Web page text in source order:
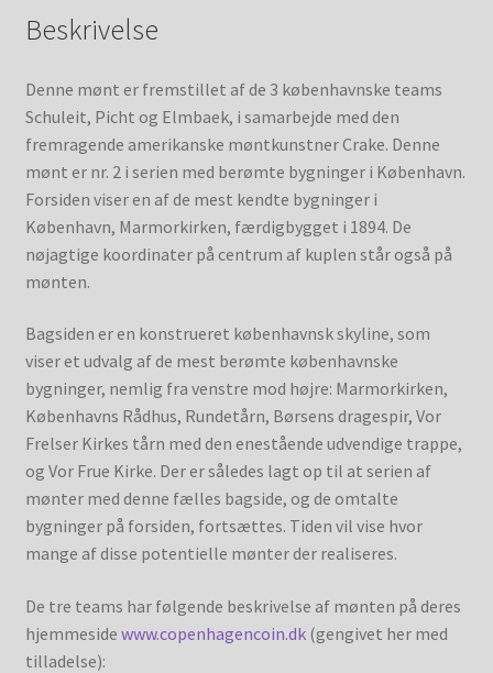
Beskrivelse
Denne mønt er fremstillet af de 3 københavnske teams
Schuleit, Picht og Elmbaek, i samarbejde med den
fremragende amerikanske møntkunstner Crake. Denne
mønt er nr. 2 i serien med berømte bygninger i København.
Forsiden viser en af de mest kendte bygninger i
København, Marmorkirken, færdigbygget i 1894. De
nøjagtige koordinater på centrum af kuplen står også på
mønten.
Bagsiden er en konstrueret københavnsk skyline, som
viser et udvalg af de mest berømte københavnske
bygninger, nemlig fra venstre mod højre: Marmorkirken,
Københavns Rådhus, Rundetårn, Børsens dragespir, Vor
Frelser Kirkes tårn med den enestående udvendige trappe,
og Vor Frue Kirke. Der er således lagt op til at serien af
mønter med denne fælles bagside, og de omtalte
bygninger på forsiden, fortsættes. Tiden vil vise hvor
mange af disse potentielle mønter der realiseres.
De tre teams har følgende beskrivelse af mønten på deres
hjemmeside www.copenhagencoin.dk(gengivet her med
tilladelse):